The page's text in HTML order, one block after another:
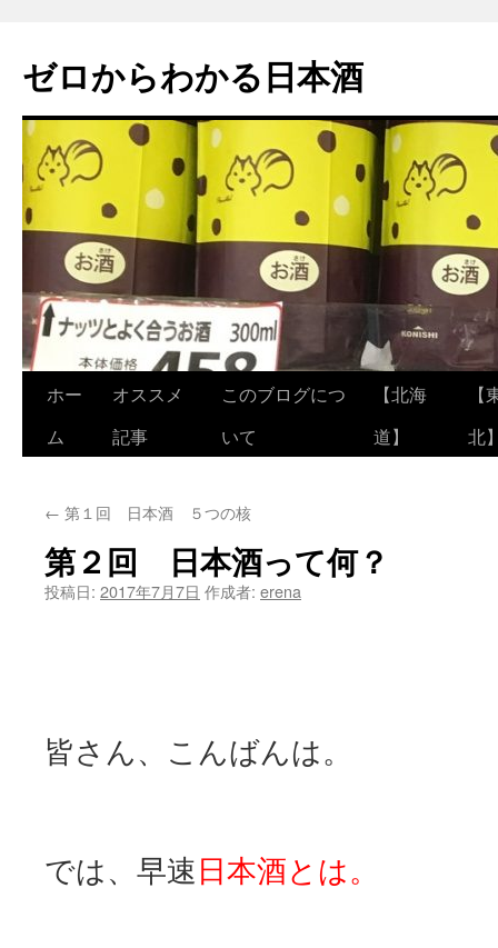
ゼロからわかる日本酒
コ
ン
ツ
へ
ホー
ム
オススメ
記事
このブログにつ
いて
【北海
道】
【
北
← 第１回 日本酒 ５つの核
第２回 日本酒って何？
投稿日: 2017年7月7日 作成者: erena
皆さん、こんばんは。
では、早速日本酒とは。